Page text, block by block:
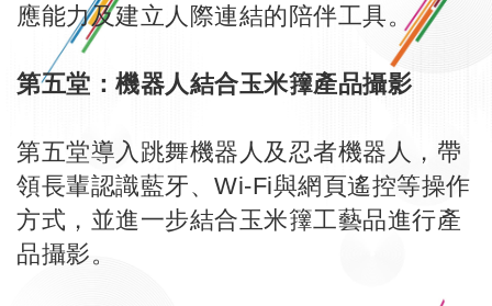
應能力及建立人際連結的陪伴工具。
第五堂：機器人結合玉米籜產品攝影
第五堂導入跳舞機器人及忍者機器人，帶
領長輩認識藍牙、Wi-Fi與網頁遙控等操作
方式，並進一步結合玉米籜工藝品進行產
品攝影。